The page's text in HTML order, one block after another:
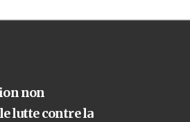
non
lutte contre la